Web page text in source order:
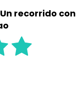
recorrido con